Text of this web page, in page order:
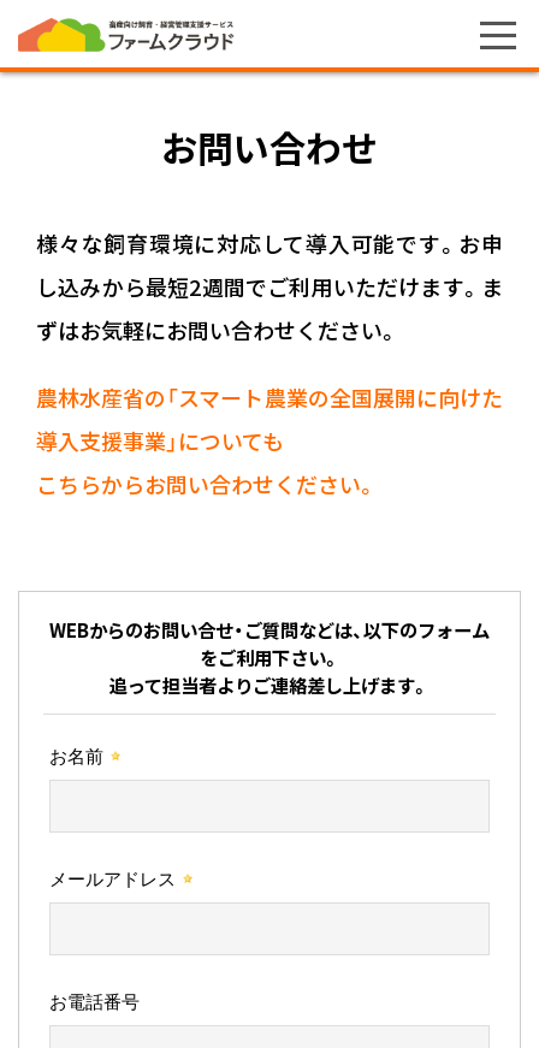
お問い合わせ
様々な飼育環境に対応して導入可能です。お申
し込みから最短2週間でご利用いただけます。ま
ずはお気軽にお問い合わせください。
農林水産省の「スマート農業の全国展開に向けた
導入支援事業」についても
こちらからお問い合わせください。
WEBからのお問い合せ・ご質問などは、以下のフォーム
をご利用下さい。
追って担当者よりご連絡差し上げます。